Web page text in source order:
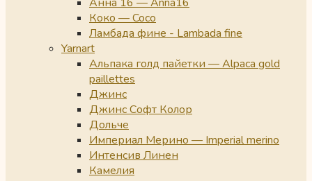
Коко — Coco
Ламбада фине - Lambada fine
Yarnart
Альпака голд пайетки — Alpaca gold
paillettes
Джинс
Джинс Софт Колор
Дольче
Империал Мерино — Imperial merino
Интенсив Линен
Камелия